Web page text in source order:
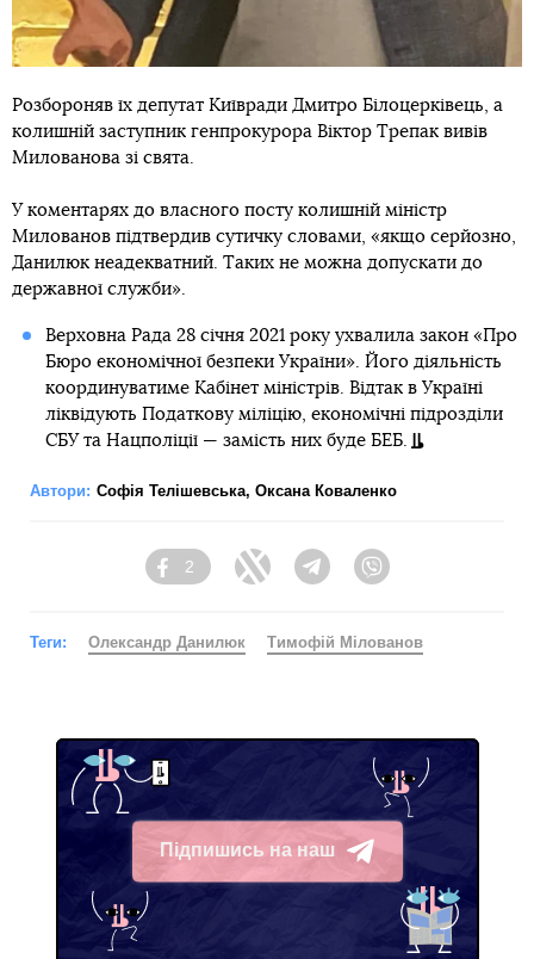
Розбороняв їх депутат Київради Дмитро Білоцерківець, а
колишній заступник генпрокурора Віктор Трепак вивів
Милованова зі свята.
У коментарях до власного посту колишній міністр
Милованов підтвердив сутичку словами, «якщо серйозно,
Данилюк неадекватний. Таких не можна допускати до
державної служби».
Верховна Рада 28 січня 2021 року ухвалила закон «Про
Бюро економічної безпеки України». Його діяльність
координуватиме Кабінет міністрів. Відтак в Україні
ліквідують Податкову міліцію, економічнi підрозділи
СБУ та Нацполіції — замість них буде БЕБ.
Автори: Софія Телішевська, Оксана Коваленко
Facebook
2
Twitter TelegramViber
Теги: Олександр Данилюк Тимофій Мілованов
Підпишись на наш
Telegram